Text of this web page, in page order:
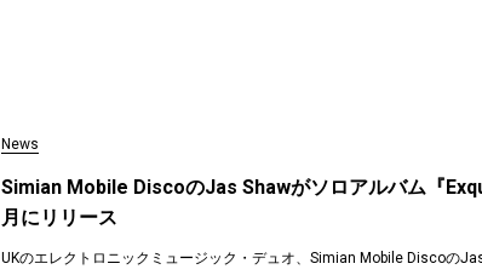
News
Simian Mobile DiscoのJas Shawがソロアルバム『
月にリリース
UKのエレクトロニックミュージック・デュオ、Simian Mobile Discoの